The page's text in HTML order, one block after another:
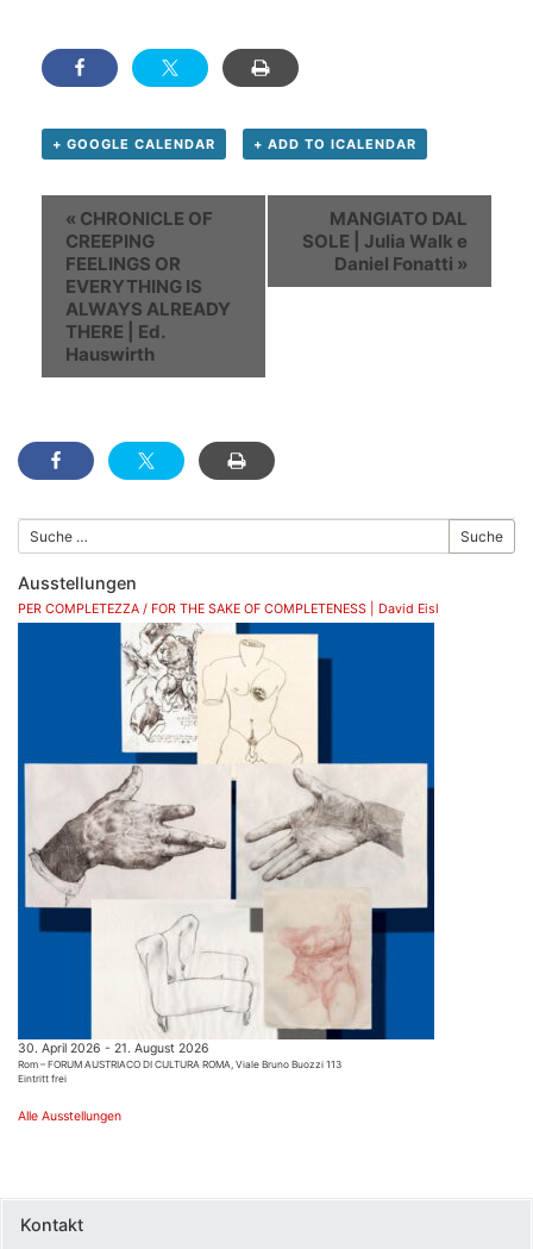
+ GOOGLE CALENDAR + ADD TO ICALENDAR
Veranstaltung
Navigation
« CHRONICLE OF
CREEPING
FEELINGS OR
EVERYTHING IS
ALWAYS ALREADY
THERE | Ed.
Hauswirth
MANGIATO DAL
SOLE | Julia Walk e
Daniel Fonatti »
Suche
Ausstellungen
PER COMPLETEZZA / FOR THE SAKE OF COMPLETENESS | David Eisl
30. April 2026 - 21. August 2026
Rom – FORUM AUSTRIACO DI CULTURA ROMA, Viale Bruno Buozzi 113
Eintritt frei
Alle Ausstellungen
Kontakt